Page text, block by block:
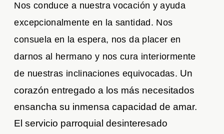
Nos conduce a nuestra vocación y ayuda
excepcionalmente en la santidad. Nos
consuela en la espera, nos da placer en
darnos al hermano y nos cura interiormente
de nuestras inclinaciones equivocadas. Un
corazón entregado a los más necesitados
ensancha su inmensa capacidad de amar.
El servicio parroquial desinteresado